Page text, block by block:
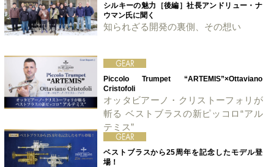
シルキーの魅力［後編］社長アンドリュー・ナ
ウマン氏に聞く
知られざる開発の裏側、その想い
Piccolo Trumpet “ARTEMIS”×Ottaviano
Cristofoli
オッタビアーノ・クリストーフォリが
斬る ベストブラスの新ピッコロ“アル
テミス”
ベストブラスから25周年を記念したモデル登
場！